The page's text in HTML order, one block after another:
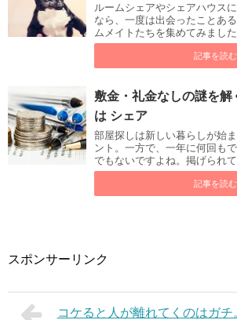
ルームシェアやシェアハウス
なら、一度は出会ったことあ
ムメイトたちを集めてみまし
記事を読む
敷金・礼金なしの謎を
は シェア
部屋探しは新しい暮らしが始
ント。一方で、一年に何回も
でもないですよね。掲げられ
記事を読む
スポンサーリンク
コケると人が離れてくのはガチ